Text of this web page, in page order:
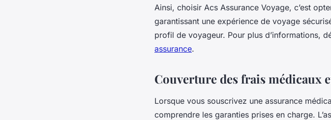
Ainsi, choisir Acs Assurance Voyage, c’est
garantissant une expérience de voyage
profil de voyageur. Pour plus d’informations,
assurance.
Couverture des frais médicaux
Lorsque vous souscrivez une assurance
comprendre les garanties prises en charge.